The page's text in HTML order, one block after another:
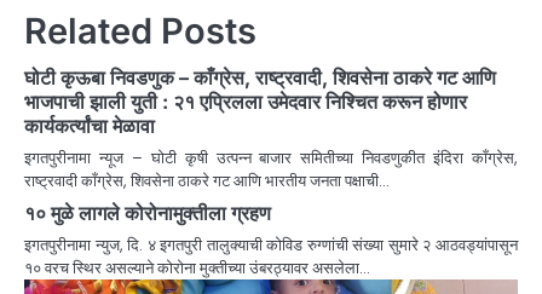
Related Posts
घोटी कृऊबा निवडणुक – काँग्रेस, राष्ट्रवादी, शिवसेना ठाकरे गट आणि
भाजपाची झाली युती : २१ एप्रिलला उमेदवार निश्चित करून होणार
कार्यकर्त्यांचा मेळावा
इगतपुरीनामा न्यूज – घोटी कृषी उत्पन्न बाजार समितीच्या निवडणुकीत इंदिरा काँग्रेस,
राष्ट्रवादी काँग्रेस, शिवसेना ठाकरे गट आणि भारतीय जनता पक्षाची…
१० मुळे लागले कोरोनामुक्तीला ग्रहण
इगतपुरीनामा न्युज, दि. ४ इगतपुरी तालुक्याची कोविड रुग्णांची संख्या सुमारे २ आठवड्यांपासून
१० वरच स्थिर असल्याने कोरोना मुक्तीच्या उंबरठ्यावर असलेला…